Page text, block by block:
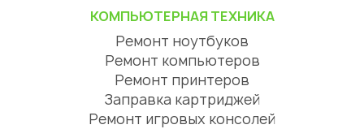
КОМПЬЮТЕРНАЯ ТЕХНИКА
Ремонт ноутбуков
Ремонт компьютеров
Ремонт принтеров
Заправка картриджей
Ремонт игровых консолей